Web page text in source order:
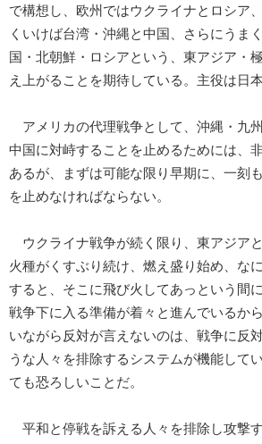
で構想し、欧州ではウクライナとロシア
くいけば台湾・沖縄と中国、さらにうま
国・北朝鮮・ロシアという、東アジア・
え上がることを期待している。主役は日本
アメリカの代理戦争として、沖縄・九
中国に対峙することを止めるためには、
あるが、まずは可能な限り早期に、一刻
を止めなければならない。
ウクライナ戦争が続く限り、東アジア
火種がくすぶり続け、燃え盛り始め、な
すると、そこに飛び火してあっという間
戦争下に入る準備が着々と進んでいるか
いながら反対が言えないのは、戦争に反
うな人々を排除するシステムが機能して
ても恐ろしいことだ。
平和と停戦を訴える人々を排除し攻撃